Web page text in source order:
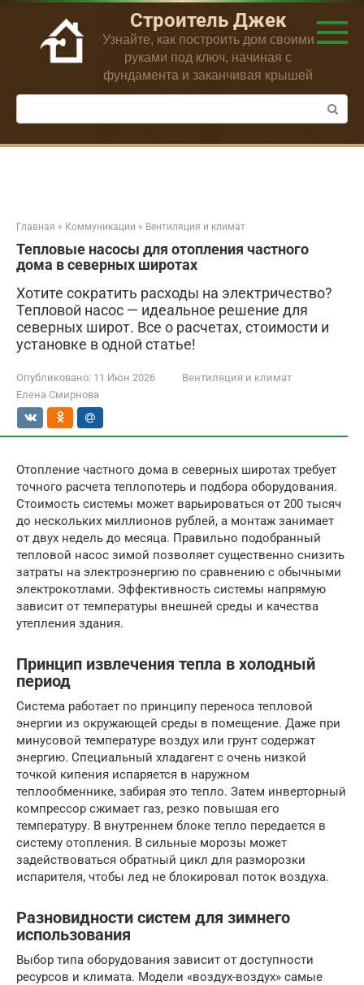
Перейти
контенту
Строитель Джек
Узнайте, как построить дом своими
руками под ключ, начиная с
фундамента и заканчивая крышей
Поиск:
Главная » Коммуникации » Вентиляция и климат
Тепловые насосы для отопления частного
дома в северных широтах
Хотите сократить расходы на электричество?
Тепловой насос — идеальное решение для
северных широт. Все о расчетах, стоимости и
установке в одной статье!
Опубликовано: 11 Июн 2026
Вентиляция и климат
Елена Смирнова
Отопление частного дома в северных широтах требует
точного расчета теплопотерь и подбора оборудования.
Стоимость системы может варьироваться от 200 тысяч
до нескольких миллионов рублей, а монтаж занимает
от двух недель до месяца. Правильно подобранный
тепловой насос зимой позволяет существенно снизить
затраты на электроэнергию по сравнению с обычными
электрокотлами. Эффективность системы напрямую
зависит от температуры внешней среды и качества
утепления здания.
Принцип извлечения тепла в холодный
период
Система работает по принципу переноса тепловой
энергии из окружающей среды в помещение. Даже при
минусовой температуре воздух или грунт содержат
энергию. Специальный хладагент с очень низкой
точкой кипения испаряется в наружном
теплообменнике, забирая это тепло. Затем инверторный
компрессор сжимает газ, резко повышая его
температуру. В внутреннем блоке тепло передается в
систему отопления. В сильные морозы может
задействоваться обратный цикл для разморозки
испарителя, чтобы лед не блокировал поток воздуха.
Разновидности систем для зимнего
использования
Выбор типа оборудования зависит от доступности
ресурсов и климата. Модели «воздух-воздух» самые